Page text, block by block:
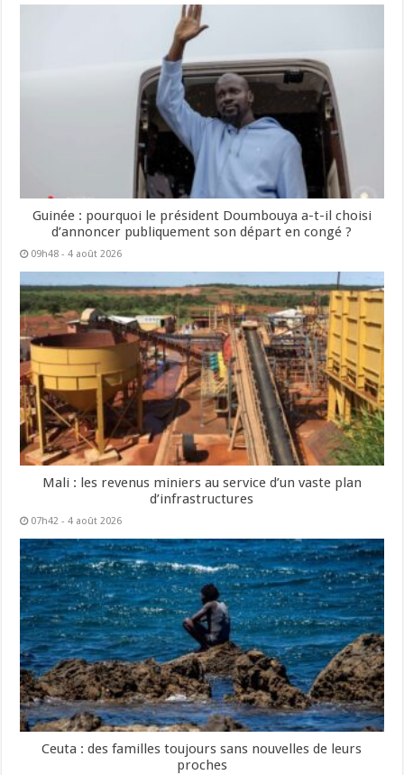
Guinée : pourquoi le président Doumbouya a-t-il choisi
d’annoncer publiquement son départ en congé ?
09h48 - 4 août 2026
Mali : les revenus miniers au service d’un vaste plan
d’infrastructures
07h42 - 4 août 2026
Ceuta : des familles toujours sans nouvelles de leurs
proches